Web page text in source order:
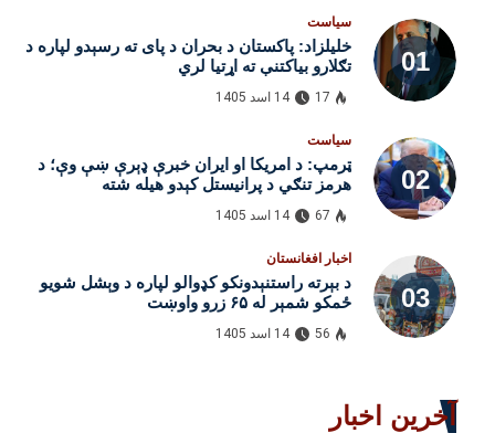
سیاست
خلیلزاد: پاکستان د بحران د پای ته رسېدو لپاره د
تګلارو بیاکتنې ته اړتیا لري
17 14 اسد 1405
سیاست
ټرمپ: د امریکا او ایران خبرې ډېرې ښې وې؛ د
هرمز تنګي د پرانیستل کېدو هیله شته
67 14 اسد 1405
اخبار افغانستان
د بېرته راستنېدونکو کډوالو لپاره د وېشل شویو
ځمکو شمېر له ۶۵ زرو واوښت
56 14 اسد 1405
آخرین اخبار